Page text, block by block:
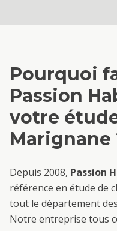
Pourquoi
Passion
votre
Marignane
Depuis 2008, Passion
référence en étude de
tout le département des
Notre entreprise tous